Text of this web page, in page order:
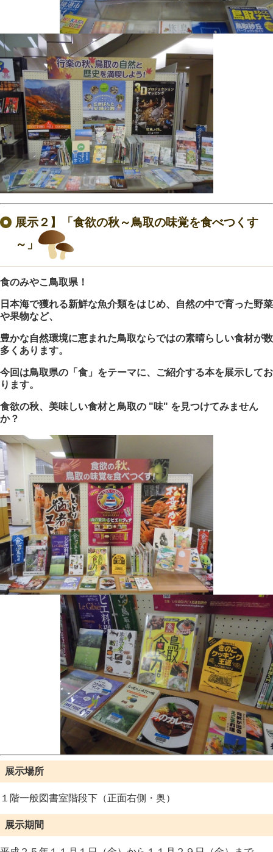
展示２】「食欲の秋～鳥取の味覚を食べつくす
～」
食のみやこ鳥取県！
日本海で獲れる新鮮な魚介類をはじめ、自然の中で育った野菜
や果物など、
豊かな自然環境に恵まれた鳥取ならではの素晴らしい食材が数
多くあります。
今回は鳥取県の「食」をテーマに、ご紹介する本を展示してお
ります。
食欲の秋、美味しい食材と鳥取の "味" を見つけてみません
か？
展示場所
１階一般図書室階段下（正面右側・奥）
展示期間